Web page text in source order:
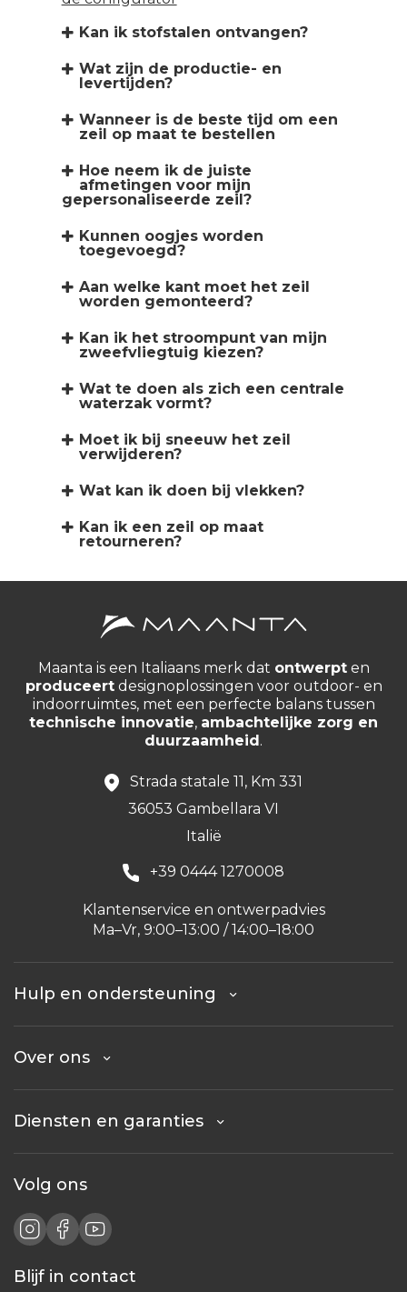
Kan ik stofstalen ontvangen?
Wat zijn de productie- en
levertijden?
Wanneer is de beste tijd om een
zeil op maat te bestellen
Hoe neem ik de juiste
afmetingen voor mijn
gepersonaliseerde zeil?
Kunnen oogjes worden
toegevoegd?
Aan welke kant moet het zeil
worden gemonteerd?
Kan ik het stroompunt van mijn
zweefvliegtuig kiezen?
Wat te doen als zich een centrale
waterzak vormt?
Moet ik bij sneeuw het zeil
verwijderen?
Wat kan ik doen bij vlekken?
Kan ik een zeil op maat
retourneren?
Maanta is een Italiaans merk dat ontwerpten
produceertdesignoplossingen voor outdoor- en
indoorruimtes, met een perfecte balans tussen
technische innovatie, ambachtelijke zorg en
duurzaamheid .
Strada statale 11, Km 331
36053 Gambellara VI
Italië
+39 0444 1270008
Klantenservice en ontwerpadvies
Ma–Vr, 9:00–13:00 / 14:00–18:00
Hulp en ondersteuning
Over ons
Diensten en garanties
Volg ons
Blijf in contact